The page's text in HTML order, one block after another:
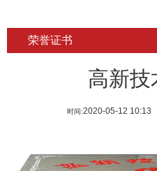
荣誉证书
高新技
时间:2020-05-12 10:13